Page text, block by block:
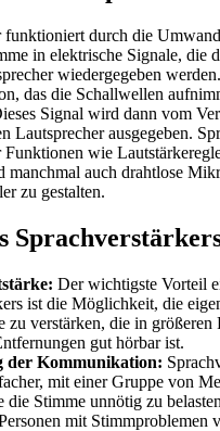
funktioniert durch die
in elektrische Signale, die
wiedergegeben
das die Schallwellen
Signal wird dann vom
Lautsprecher ausgegeben.
wie
manchmal auch drahtlose
zu gestalten.
Der wichtigste Vorteil
ist die Möglichkeit, die
zu verstärken, die in größeren
gut hörbar ist.
der Kommunikation:
mit einer Gruppe von
die Stimme unnötig zu
mit Stimmproblemen